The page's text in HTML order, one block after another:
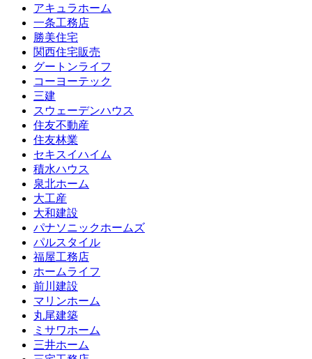
アキュラホーム
一条工務店
勝美住宅
関西住宅販売
グートンライフ
コーヨーテック
三建
スウェーデンハウス
住友不動産
住友林業
セキスイハイム
積水ハウス
泉北ホーム
大工産
大和建設
パナソニックホームズ
パルスタイル
福屋工務店
ホームライフ
前川建設
マリンホーム
丸尾建築
ミサワホーム
三井ホーム